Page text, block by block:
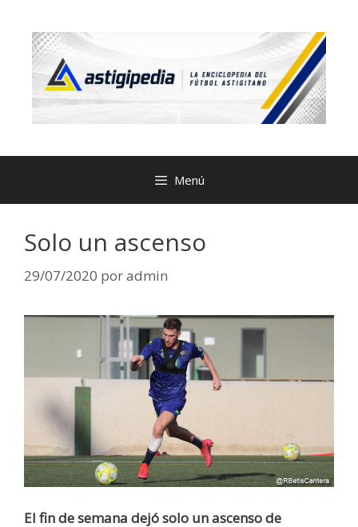
Menú
Solo un ascenso
29/07/2020 poradmin
El fin de semana dejó solo un ascenso de